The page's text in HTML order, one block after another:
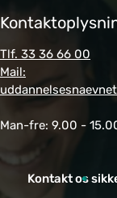
Tlf. 33 36 66 00
Mail:
Man-fre: 9.00 -
Kontakt os